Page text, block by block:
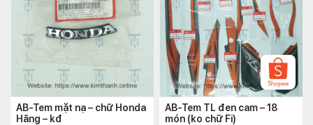
AB-Tem mặt nạ – chữ Honda
Hãng – kđ
AB-Tem TL đen cam – 18
món (ko chữ Fi)